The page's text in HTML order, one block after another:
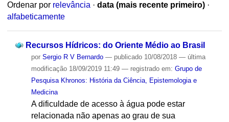
Ordenar por relevância · data (mais recente primeiro) ·
alfabeticamente
Recursos Hídricos: do Oriente Médio ao Brasil
por Sergio R V Bernardo — publicado10/08/2018 — última
modificação18/09/2019 11:49 — registrado em: Grupo de
Pesquisa Khronos: História da Ciência, Epistemologia e
Medicina
A dificuldade de acesso à água pode estar
relacionada não apenas ao grau de sua